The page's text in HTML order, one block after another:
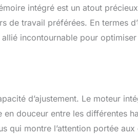
intégré est un atout
de travail préférées. En termes
incontournable pour
d’ajustement. Le moteur
douceur entre les différentes
qui montre l’attention portée aux